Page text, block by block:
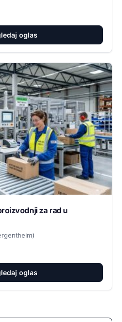
oglas
za rad u
oglas